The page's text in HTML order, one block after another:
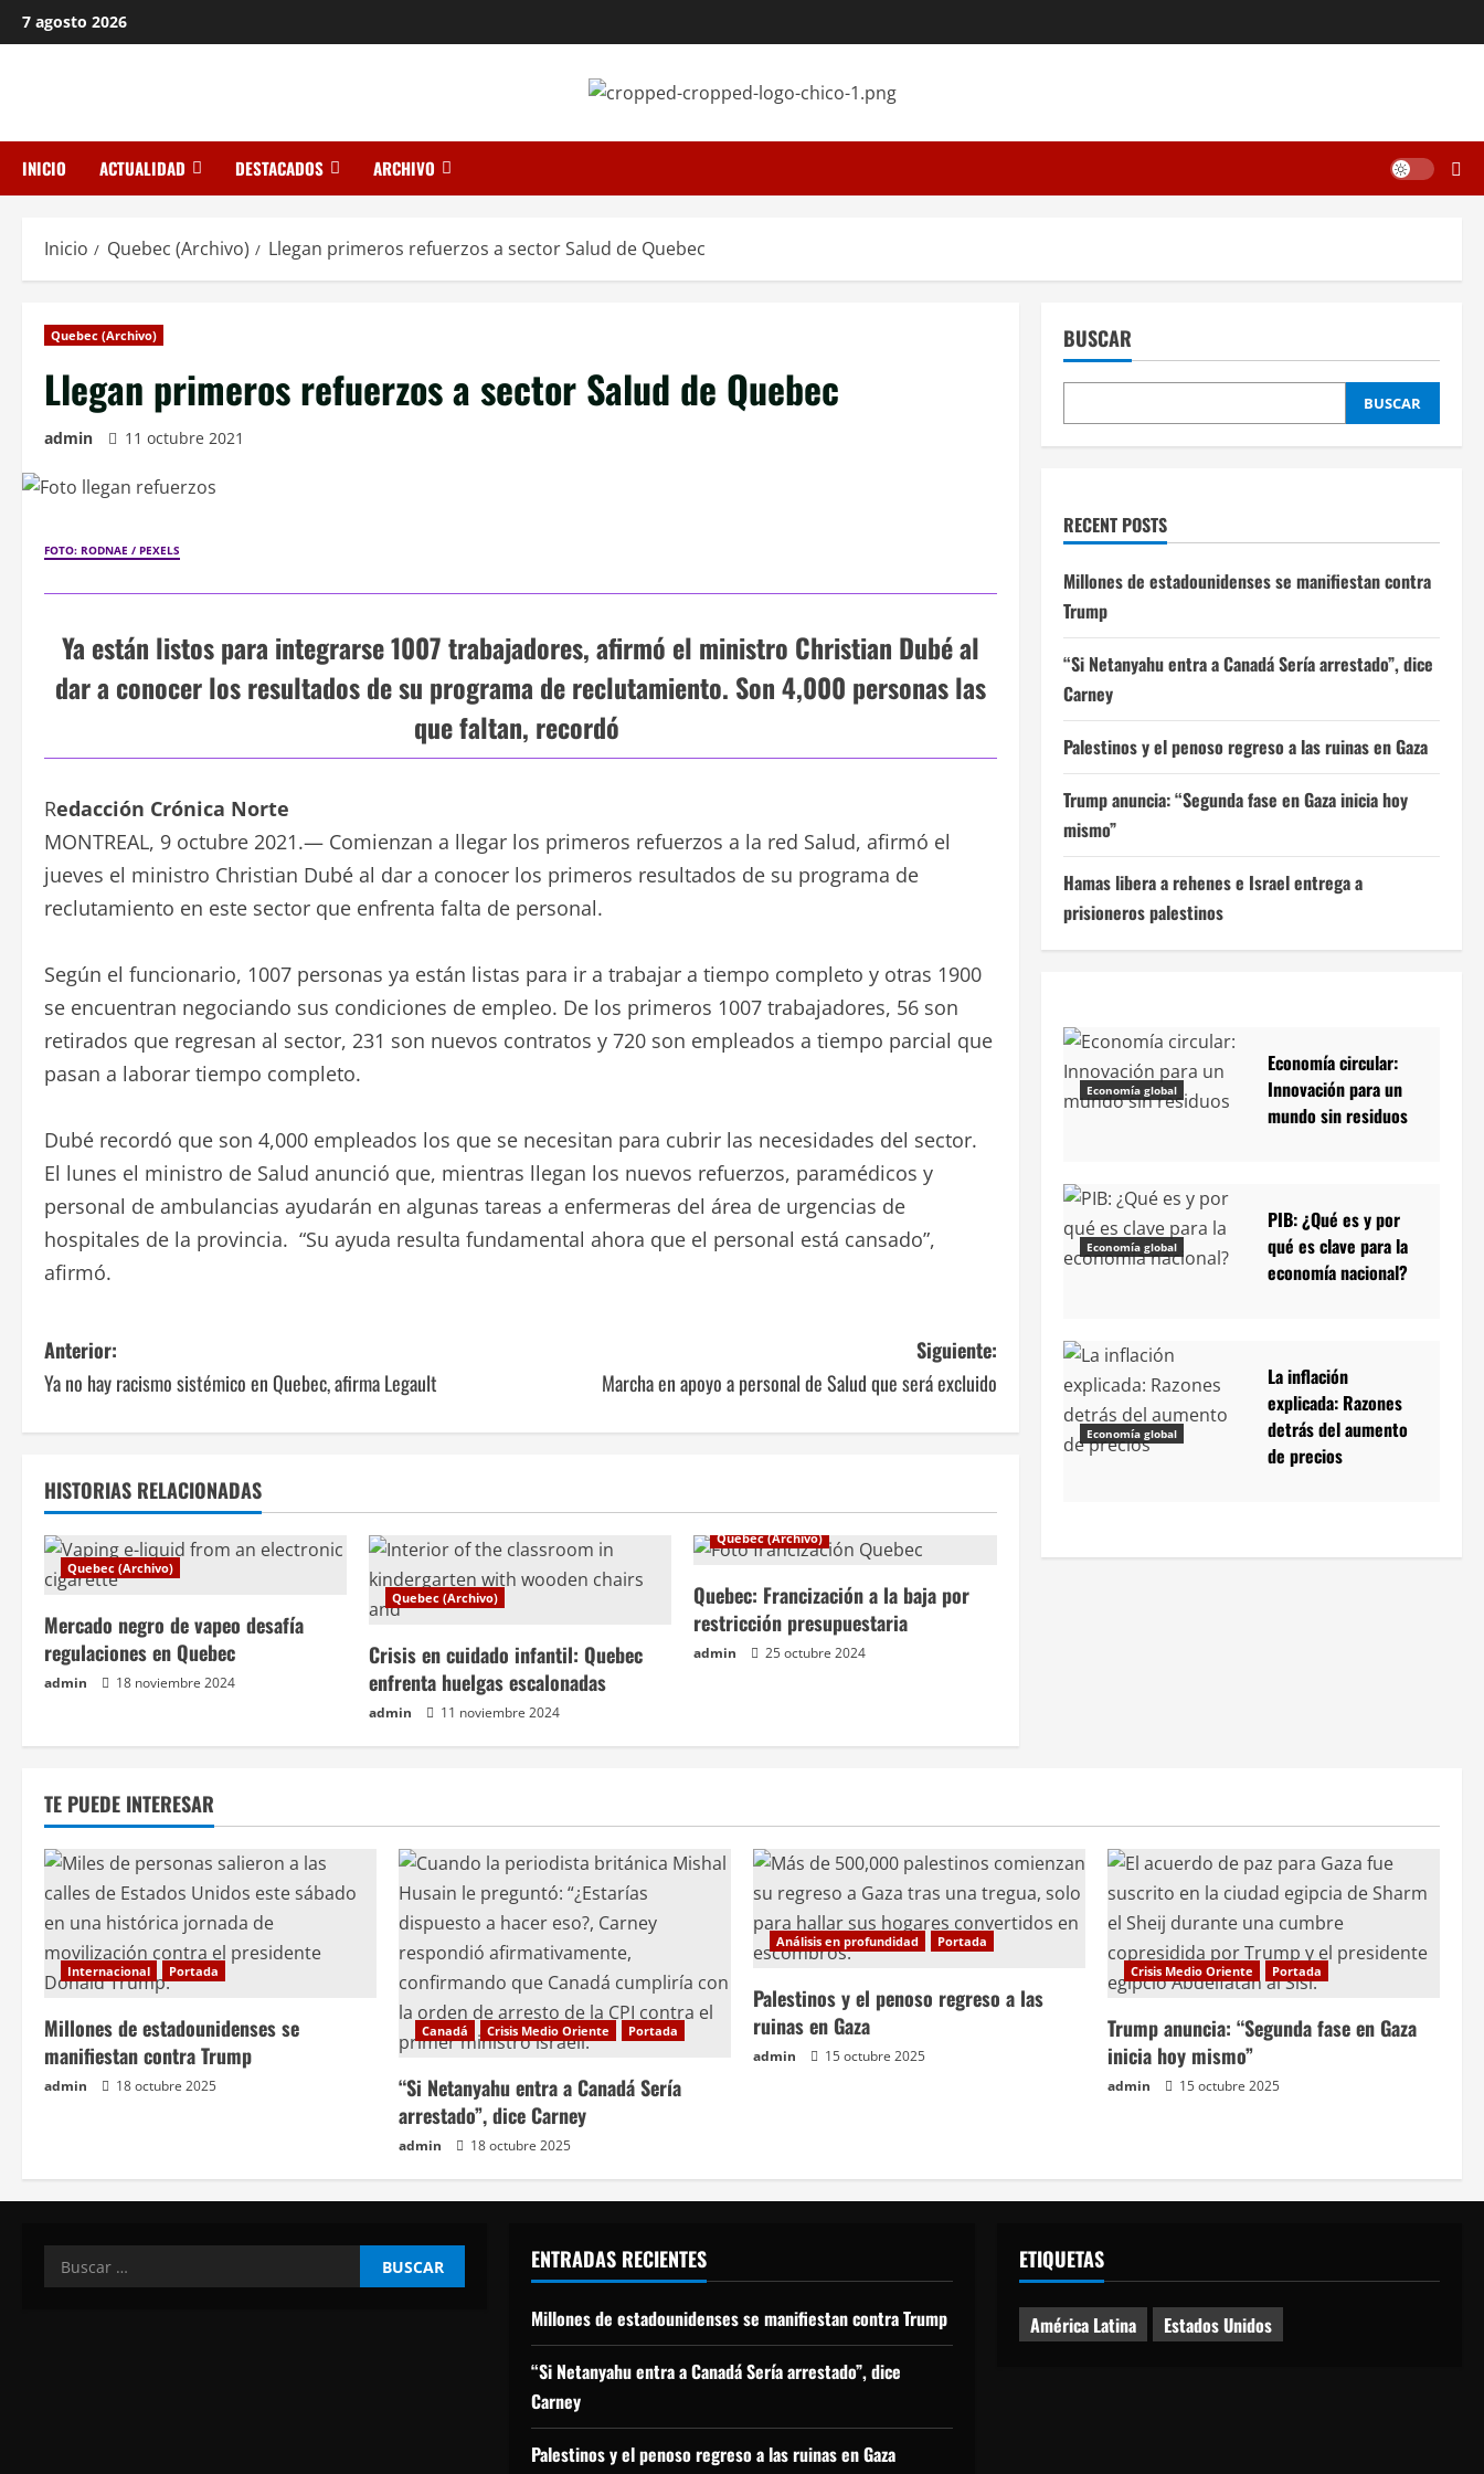
Saltar
al
7 agosto 2026
INICIO ACTUALIDAD DESTACADOS ARCHIVO
Inicio Quebec (Archivo) Llegan primeros refuerzos a sector Salud de Quebec
Quebec (Archivo)
Llegan primeros refuerzos a sector Salud de Quebec
admin 11 octubre 2021
FOTO: RODNAE / PEXELS
Ya están listos para integrarse 1007 trabajadores, afirmó el ministro Christian Dubé al
dar a conocer los resultados de su programa de reclutamiento. Son 4,000 personas las
que faltan, recordó
Redacción Crónica Norte
MONTREAL, 9 octubre 2021.— Comienzan a llegar los primeros refuerzos a la red Salud, afirmó el
jueves el ministro Christian Dubé al dar a conocer los primeros resultados de su programa de
reclutamiento en este sector que enfrenta falta de personal.
Según el funcionario, 1007 personas ya están listas para ir a trabajar a tiempo completo y otras 1900
se encuentran negociando sus condiciones de empleo. De los primeros 1007 trabajadores, 56 son
retirados que regresan al sector, 231 son nuevos contratos y 720 son empleados a tiempo parcial que
pasan a laborar tiempo completo.
Dubé recordó que son 4,000 empleados los que se necesitan para cubrir las necesidades del sector.
El lunes el ministro de Salud anunció que, mientras llegan los nuevos refuerzos, paramédicos y
personal de ambulancias ayudarán en algunas tareas a enfermeras del área de urgencias de
hospitales de la provincia. “Su ayuda resulta fundamental ahora que el personal está cansado”,
afirmó.
N
a
v
e
g
a
c
i
d
e
e
n
t
r
a
a
s
Anterior:
Ya no hay racismo sistémico en Quebec, afirma Legault
Siguiente:
Marcha en apoyo a personal de Salud que será excluido
HISTORIAS RELACIONADAS
Quebec (Archivo)
Mercado negro de vapeo desafía
regulaciones en Quebec
admin 18 noviembre 2024
Quebec (Archivo)
Crisis en cuidado infantil: Quebec
enfrenta huelgas escalonadas
admin 11 noviembre 2024
Quebec (Archivo)
Quebec: Francización a la baja por
restricción presupuestaria
admin 25 octubre 2024
BUSCAR
BUSCAR
RECENT POSTS
Millones de estadounidenses se manifiestan contra
Trump
“Si Netanyahu entra a Canadá Sería arrestado”, dice
Carney
Palestinos y el penoso regreso a las ruinas en Gaza
Trump anuncia: “Segunda fase en Gaza inicia hoy
mismo”
Hamas libera a rehenes e Israel entrega a
prisioneros palestinos
Economía global
Economía circular:
Innovación para un
mundo sin residuos
Economía global
PIB: ¿Qué es y por
qué es clave para la
economía nacional?
Economía global
La inflación
explicada: Razones
detrás del aumento
de precios
TE PUEDE INTERESAR
Internacional Portada
Millones de estadounidenses se
manifiestan contra Trump
admin 18 octubre 2025
Canadá Crisis Medio Oriente Portada
“Si Netanyahu entra a Canadá Sería
arrestado”, dice Carney
admin 18 octubre 2025
Análisis en profundidad Portada
Palestinos y el penoso regreso a las
ruinas en Gaza
admin 15 octubre 2025
Crisis Medio Oriente Portada
Trump anuncia: “Segunda fase en Gaza
inicia hoy mismo”
admin 15 octubre 2025
Buscar: ENTRADAS RECIENTES
Millones de estadounidenses se manifiestan contra Trump
“Si Netanyahu entra a Canadá Sería arrestado”, dice
Carney
Palestinos y el penoso regreso a las ruinas en Gaza
ETIQUETAS
América Latina Estados Unidos